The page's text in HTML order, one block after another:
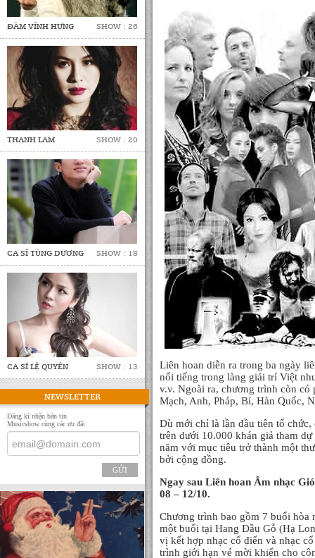
ĐÀM VĨNH HƯNG SHOW : 26
THANH LAM SHOW : 20
CA SĨ TÙNG DƯƠNG SHOW : 18
CA SĨ LỆ QUYÊN SHOW : 13
NEWSLETTER
Đăng kí nhận bản tin
Musicshow cùng các ưu đãi
GỬI
Liên hoan diễn ra trong ba ngày
nổi tiếng trong làng giải trí Việt
v.v. Ngoài ra, chương trình còn có
Mạch, Anh, Pháp, Bỉ, Hàn Quốc,
Dù mới chỉ là lần đầu tiên tổ
trên dưới 10.000 khán giả tham
năm với mục tiêu trở thành một
bởi cộng đồng.
Ngay sau Liên hoan Âm nhạc
08 – 12/10.
Chương trình bao gồm 7 buổi hòa
một buổi tại Hang Đầu Gỗ (Hạ
vị kết hợp nhạc cổ điển và nhạc
trình giới hạn vé mời khiến cho